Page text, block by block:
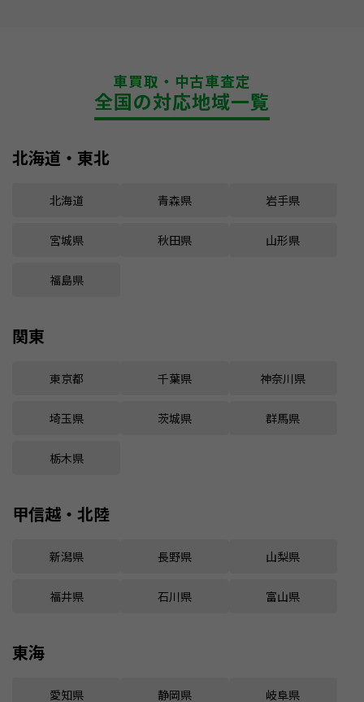
車買取・中古車査定
全国の対応地域一覧
北海道・東北
北海道 青森県 岩手県
宮城県 秋田県 山形県
福島県
関東
東京都 千葉県 神奈川県
埼玉県 茨城県 群馬県
栃木県
甲信越・北陸
新潟県 長野県 山梨県
福井県 石川県 富山県
東海
愛知県 静岡県 岐阜県